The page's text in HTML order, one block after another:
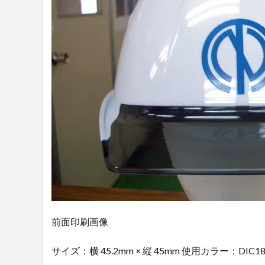
前面印刷画像
サイズ：横 45.2mm × 縦 45mm 使用カラー：